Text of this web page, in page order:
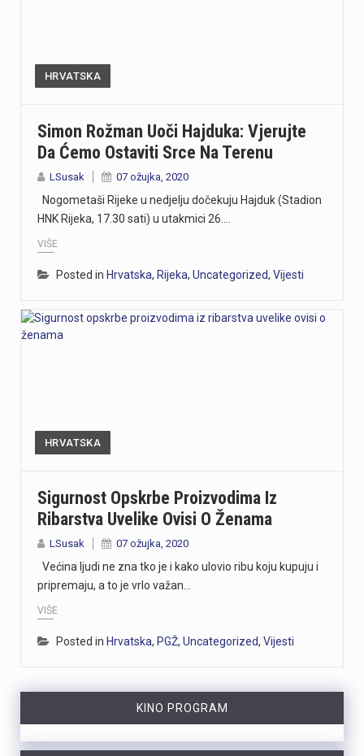
HRVATSKA
Simon Rožman Uoči Hajduka: Vjerujte
Da Ćemo Ostaviti Srce Na Terenu
LSusak 07 ožujka, 2020
Nogometaši Rijeke u nedjelju dočekuju Hajduk (Stadion
HNK Rijeka, 17.30 sati) u utakmici 26.…
VIŠE
Posted in Hrvatska, Rijeka, Uncategorized, Vijesti
HRVATSKA
Sigurnost Opskrbe Proizvodima Iz
Ribarstva Uvelike Ovisi O Ženama
LSusak 07 ožujka, 2020
Većina ljudi ne zna tko je i kako ulovio ribu koju kupuju i
pripremaju, a to je vrlo važan…
VIŠE
Posted in Hrvatska, PGŽ, Uncategorized, Vijesti
KINO PROGRAM